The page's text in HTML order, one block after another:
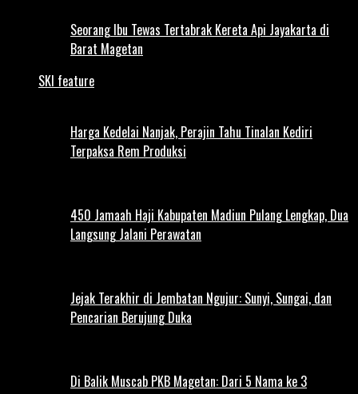
Seorang Ibu Tewas Tertabrak Kereta Api Jayakarta di
Barat Magetan
SKI feature
Harga Kedelai Nanjak, Perajin Tahu Tinalan Kediri
Terpaksa Rem Produksi
450 Jamaah Haji Kabupaten Madiun Pulang Lengkap, Dua
Langsung Jalani Perawatan
Jejak Terakhir di Jembatan Ngujur: Sunyi, Sungai, dan
Pencarian Berujung Duka
Di Balik Muscab PKB Magetan: Dari 5 Nama ke 3